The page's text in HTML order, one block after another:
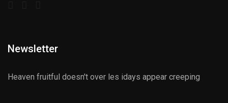
Newsletter
Heaven fruitful doesn't over les idays appear creeping